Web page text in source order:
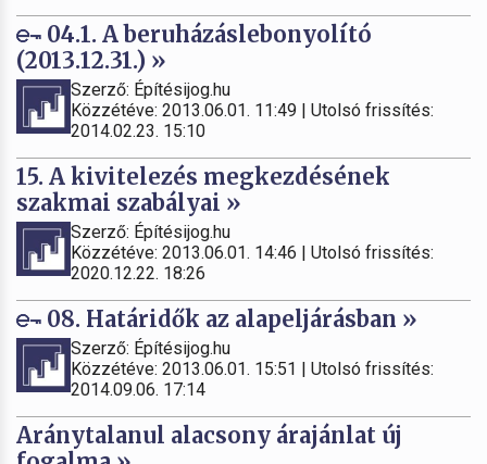
04.1. A beruházáslebonyolító
(2013.12.31.) »
Szerző: Építésijog.hu
Közzétéve: 2013.06.01. 11:49 | Utolsó frissítés:
2014.02.23. 15:10
15. A kivitelezés megkezdésének
szakmai szabályai »
Szerző: Építésijog.hu
Közzétéve: 2013.06.01. 14:46 | Utolsó frissítés:
2020.12.22. 18:26
08. Határidők az alapeljárásban »
Szerző: Építésijog.hu
Közzétéve: 2013.06.01. 15:51 | Utolsó frissítés:
2014.09.06. 17:14
Aránytalanul alacsony árajánlat új